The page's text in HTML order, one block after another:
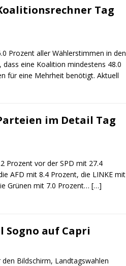
Tag
Prozent aller Wählerstimmen in den
eine Koalition mindestens 48.0
für eine Mehrheit benötigt. Aktuell
im Detail Tag
Prozent vor der SPD mit 27.4
AFD mit 8.4 Prozent, die LINKE mit
Grünen mit 7.0 Prozent… […]
Sogno auf Capri
Bildschirm, Landtagswahlen